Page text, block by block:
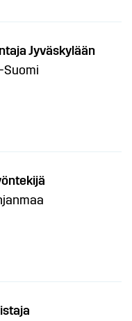
Jyväskylään
Suomi